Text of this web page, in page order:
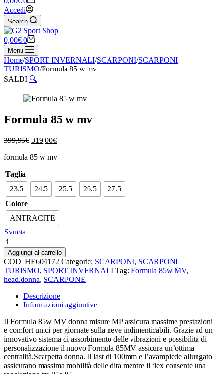
Accedi
Search
Carrello
0,00€ 0
Menu
Home/SPORT INVERNALI/SCARPONI/SCARPONI
TURISMO/Formula 85 w mv
SALDI 🔍
Formula 85 w mv
399,95€ Il
originale
319,00€Il
attuale
formula 85 w mv
Taglia
23.5
24.5 25.5 26.5
27.5
Colore
ANTRACITE
Svuota
Formula
85
w
mv
quantità
Aggiungi al carrello
COD: HE604172 Categorie: SCARPONI, SCARPONI
TURISMO, SPORT INVERNALI Tag: Formula 85w MV,
head.donna, SCARPONE
Descrizione
Informazioni aggiuntive
Il Formula 85w MV donna misure MP assicura massime prestazioni
e comfort unici per giornate sulla neve indimenticabili. Grazie ad un
innovativo sistema di assorbimento delle vibrazioni e possibilità di
personalizzazione il nuovo Formula 85MV assicura un’ottima
centralità.Scarpetta donna. Il last di 100mm e l’avampiede allungato
assicurano massima mobilità delle dita mentre il flex consente una